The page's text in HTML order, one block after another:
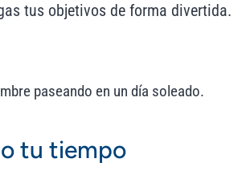
tus objetivos de forma divertida.
tu tiempo